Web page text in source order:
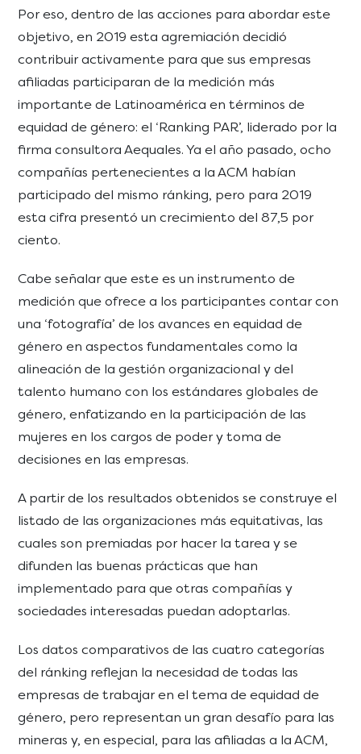
Por eso, dentro de las acciones para abordar este
objetivo, en 2019 esta agremiación decidió
contribuir activamente para que sus empresas
afiliadas participaran de la medición más
importante de Latinoamérica en términos de
equidad de género: el ‘Ranking PAR’, liderado por la
firma consultora Aequales. Ya el año pasado, ocho
compañías pertenecientes a la ACM habían
participado del mismo ránking, pero para 2019
esta cifra presentó un crecimiento del 87,5 por
ciento.
Cabe señalar que este es un instrumento de
medición que ofrece a los participantes contar con
una ‘fotografía’ de los avances en equidad de
género en aspectos fundamentales como la
alineación de la gestión organizacional y del
talento humano con los estándares globales de
género, enfatizando en la participación de las
mujeres en los cargos de poder y toma de
decisiones en las empresas.
A partir de los resultados obtenidos se construye el
listado de las organizaciones más equitativas, las
cuales son premiadas por hacer la tarea y se
difunden las buenas prácticas que han
implementado para que otras compañías y
sociedades interesadas puedan adoptarlas.
Los datos comparativos de las cuatro categorías
del ránking reflejan la necesidad de todas las
empresas de trabajar en el tema de equidad de
género, pero representan un gran desafío para las
mineras y, en especial, para las afiliadas a la ACM,